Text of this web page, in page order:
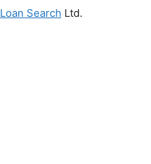
Loan Search Ltd.